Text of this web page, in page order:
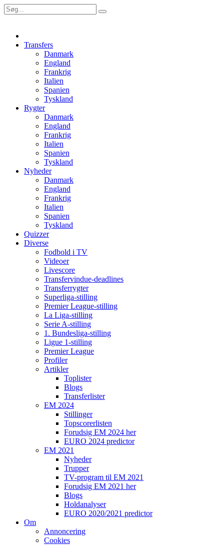
Transfers
Danmark
England
Frankrig
Italien
Spanien
Tyskland
Rygter
Danmark
England
Frankrig
Italien
Spanien
Tyskland
Nyheder
Danmark
England
Frankrig
Italien
Spanien
Tyskland
Quizzer
Diverse
Fodbold i TV
Videoer
Livescore
Transfervindue-deadlines
Transferrygter
Superliga-stilling
Premier League-stilling
La Liga-stilling
Serie A-stilling
1. Bundesliga-stilling
Ligue 1-stilling
Premier League
Profiler
Artikler
Toplister
Blogs
Transferlister
EM 2024
Stillinger
Topscorerlisten
Forudsig EM 2024 her
EURO 2024 predictor
EM 2021
Nyheder
Trupper
TV-program til EM 2021
Forudsig EM 2021 her
Blogs
Holdanalyser
EURO 2020/2021 predictor
Om
Annoncering
Cookies